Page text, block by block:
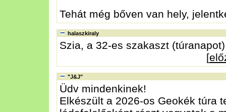
Tehát még bőven van hely,
halaszkiraly
Szia, a 32-es szakaszt
[
"J&J"
Üdv mindenkinek!
Elkészült a 2026-os Geokék túra